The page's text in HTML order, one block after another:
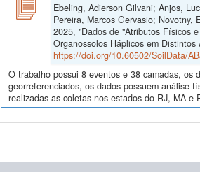
Ebeling, Adierson Gilvani; Anjos,
Pereira, Marcos Gervasio; Novotny,
2025, "Dados de "Atributos Físicos
Organossolos Háplicos em Distintos
https://doi.org/10.60502/SoilData/
O trabalho possui 8 eventos e 38 camadas, os
georreferenciados, os dados possuem análise
realizadas as coletas nos estados do RJ, MA e